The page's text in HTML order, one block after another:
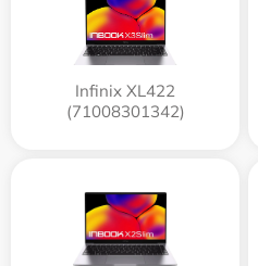
Infinix XL422
(71008301342)